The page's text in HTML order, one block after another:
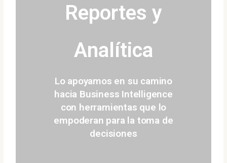
Reportes y
Analítica
Lo apoyamos en su camino
hacia Business Intelligence
con herramientas que lo
empoderan para la toma de
decisiones